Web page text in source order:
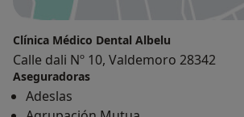
Clínica Médico Dental Albelu
Calle dali Nº 10, Valdemoro 28342
Aseguradoras
Adeslas